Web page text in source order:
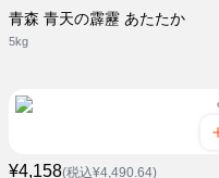
青森 青天の霹靂 あたたか
5kg
¥4,158(税込¥4,490.64)